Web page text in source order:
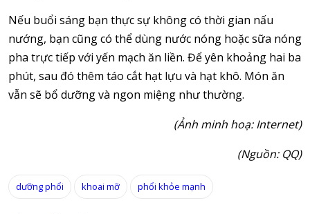
Nếu buổi sáng bạn thực sự không có thời gian nấu
nướng, bạn cũng có thể dùng nước nóng hoặc sữa nóng
pha trực tiếp với yến mạch ăn liền. Để yên khoảng hai ba
phút, sau đó thêm táo cắt hạt lựu và hạt khô. Món ăn
vẫn sẽ bổ dưỡng và ngon miệng như thường.
(Ảnh minh hoạ: Internet)
(Nguồn: QQ)
dưỡng phổi khoai mỡ phổi khỏe mạnh